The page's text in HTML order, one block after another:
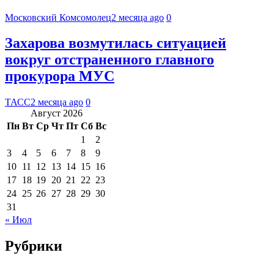
Московский Комсомолец2 месяца ago 0
Захарова возмутилась ситуацией
вокруг отстраненного главного
прокурора МУС
ТАСС2 месяца ago 0
Август 2026
Пн Вт Ср Чт Пт Сб Вс
1
2
3
4 5 6 7 8
9
10 11 12 13 14 15 16
17 18 19 20 21 22 23
24 25 26 27 28 29 30
31
« Июл
Рубрики